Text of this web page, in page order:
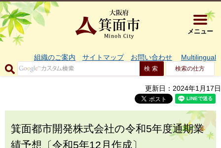
大阪府箕
メニュー
組織のご案内 サイトマップ お問い合わせ Multilingual
検索の仕方
更新日：2024年1月17日
箕面都市開発株式会社の令和5年度通期業
績予想〔令和5年12月作成〕